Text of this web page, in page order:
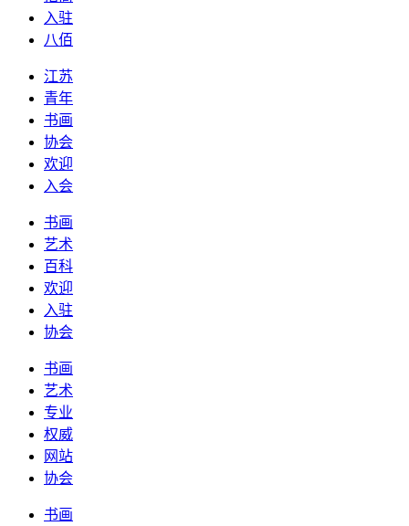
入驻
八佰
江苏
青年
书画
协会
欢迎
入会
书画
艺术
百科
欢迎
入驻
协会
书画
艺术
专业
权威
网站
协会
书画